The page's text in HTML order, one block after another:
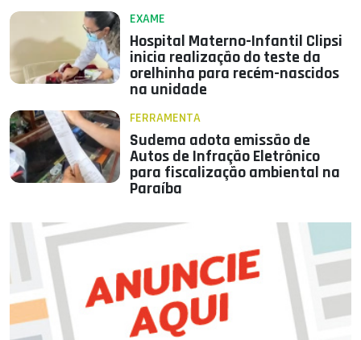
EXAME
Hospital Materno-Infantil Clipsi
inicia realização do teste da
orelhinha para recém-nascidos
na unidade
FERRAMENTA
Sudema adota emissão de
Autos de Infração Eletrônico
para fiscalização ambiental na
Paraíba